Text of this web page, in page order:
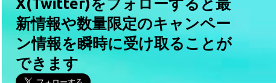
X(Twitter)をフォローすると最
新情報や数量限定のキャンペー
ン情報を瞬時に受け取ることが
できます